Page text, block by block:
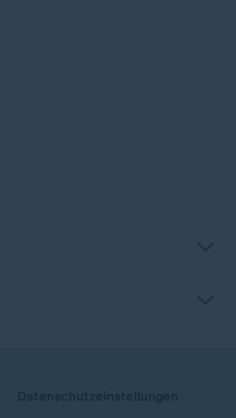
Datenschutzeinstellungen